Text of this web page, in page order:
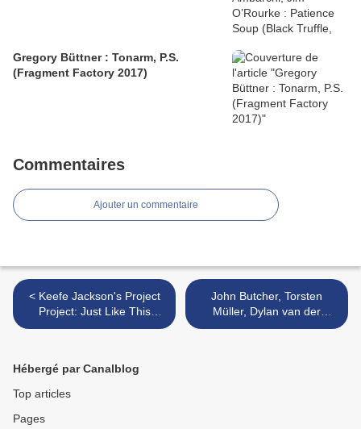
Gregory Büttner : Tonarm, P.S.
(Fragment Factory 2017)
Commentaires
Ajouter un commentaire
< Keefe Jackson's Project
Project: Just Like This
(Delmark - 2008)
John Butcher, Torsten
Müller, Dylan van der
Schyff: Way Out Northwest
Hébergé par Canalblog
Top articles
Pages